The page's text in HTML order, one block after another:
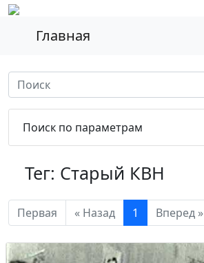
Главная
Поиск по параметрам
Тег: Старый КВН
Первая « Назад 1 Вперед »